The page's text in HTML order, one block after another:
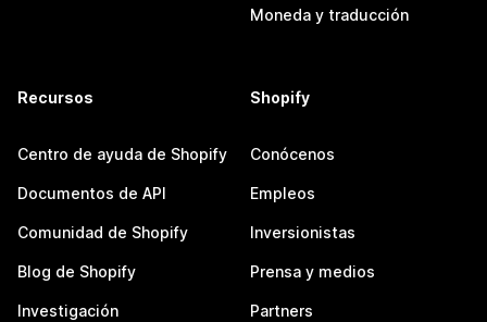
Moneda y traducción
Recursos
Centro de ayuda de Shopify
Documentos de API
Comunidad de Shopify
Blog de Shopify
Investigación
Shopify
Conócenos
Empleos
Inversionistas
Prensa y medios
Partners